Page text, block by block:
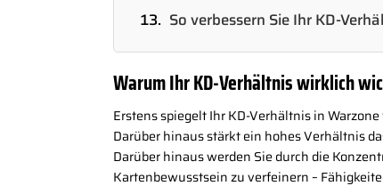
So verbessern Sie Ihr KD-
Warum Ihr KD-Verhältnis wirklich
Erstens spiegelt Ihr KD-Verhältnis in
Darüber hinaus stärkt ein hohes Verhältnis
Darüber hinaus werden Sie durch die
Kartenbewusstsein zu verfeinern –